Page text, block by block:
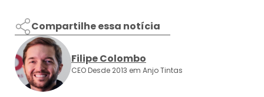
Compartilhe essa notícia
Filipe Colombo
CEO Desde 2013 em Anjo Tintas